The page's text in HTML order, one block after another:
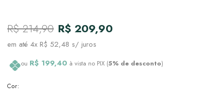
Edredom & Duvet
R$ 214,90 R$ 209,90
em até 4x R$ 52,48 s/ juros
ou R$ 199,40 à vista no PIX (5% de desconto)
Cor: